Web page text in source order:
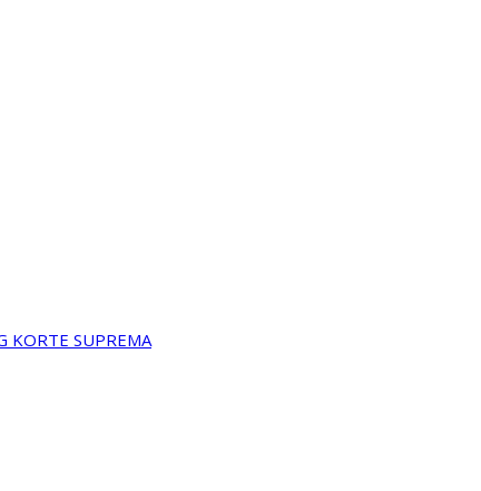
KORTE SUPREMA